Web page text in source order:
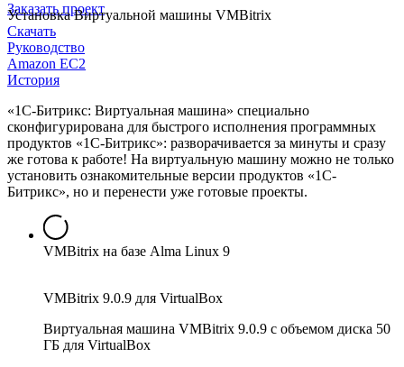
Заказать проект
Установка Виртуальной машины VMBitrix
Скачать
Руководство
Amazon EC2
История
«1C-Битрикс: Виртуальная машина» специально
сконфигурирована для быстрого исполнения программных
продуктов «1С-Битрикс»: разворачивается за минуты и сразу
же готова к работе! На виртуальную машину можно не только
установить ознакомительные версии продуктов «1С-
Битрикс», но и перенести уже готовые проекты.
VMBitrix на базе Alma Linux 9
VMBitrix 9.0.9 для VirtualBox
Виртуальная машина VMBitrix 9.0.9 с объемом диска 50
ГБ для VirtualBox